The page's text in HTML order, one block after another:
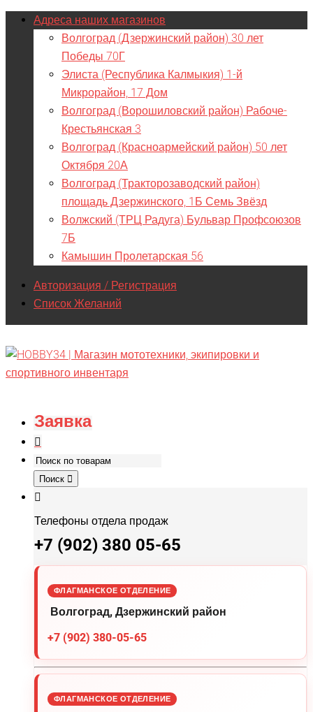
Адреса наших магазинов
Волгоград (Дзержинский район) 30 лет
Победы 70Г
Элиста (Республика Калмыкия) 1-й
Микрорайон, 17 Дом
Волгоград (Ворошиловский район) Рабоче-
Крестьянская 3
Волгоград (Красноармейский район) 50 лет
Октября 20А
Волгоград (Тракторозаводский район)
площадь Дзержинского, 1Б Семь Звёзд
Волжский (ТРЦ Радуга) Бульвар Профсоюзов
7Б
Камышин Пролетарская 56
Авторизация / Регистрация
Список Желаний
Заявка
Поиск
Телефоны отдела продаж
+7 (902) 380 05-65
ФЛАГМАНСКОЕ ОТДЕЛЕНИЕ
Волгоград, Дзержинский район
+7 (902) 380-05-65
ФЛАГМАНСКОЕ ОТДЕЛЕНИЕ